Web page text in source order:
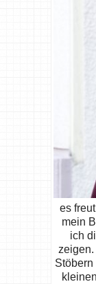
es
mein
ich